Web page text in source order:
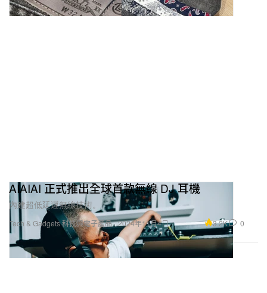
Tech & Gadgets 科技與電子產品
AIAIAI 正式推出全球首款無線 DJ 耳機
內建超低延遲無線技術。
2024年11月4日 3.2K 0